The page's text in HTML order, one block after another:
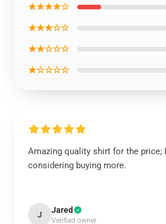
★★★★☆
★★★☆☆
★★☆☆☆
★☆☆☆☆
Amazing quality shirt for the price;
considering buying more.
J Jared
Verified owner